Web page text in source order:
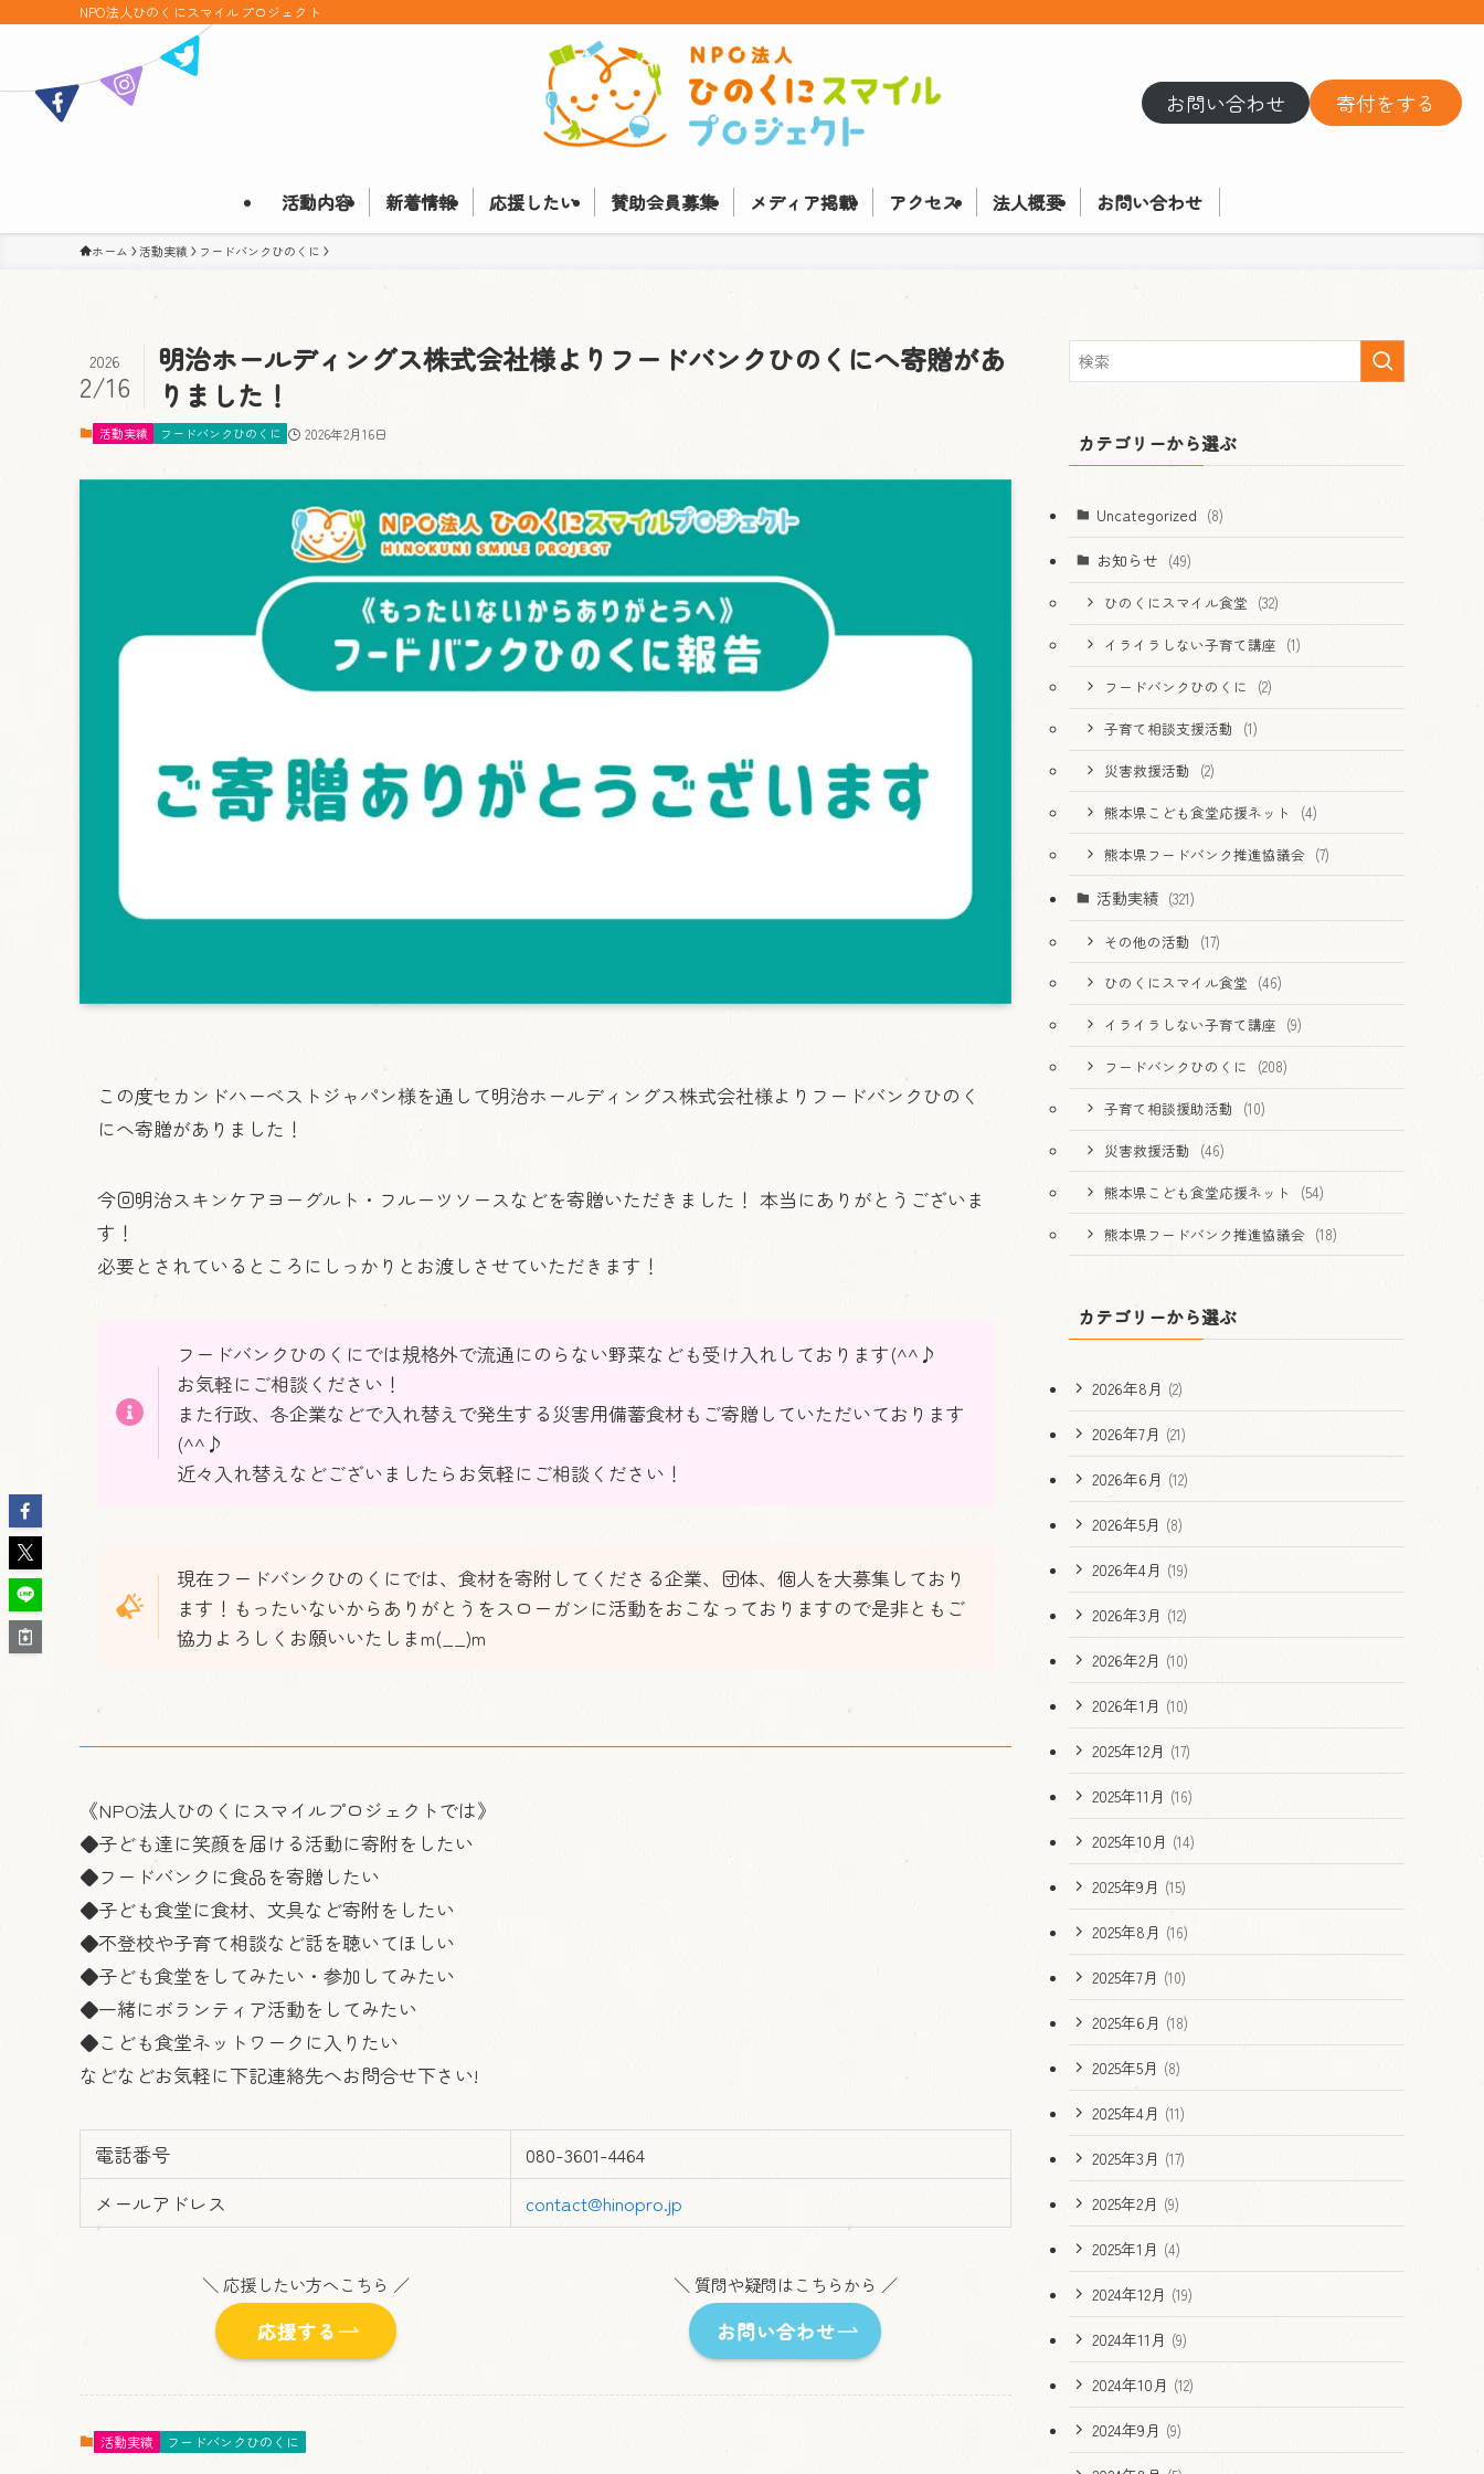
NPO法人ひのくにスマイルプロジェクト
お問い合わせ 寄付をする
活動内容 新着情報 応援したい 賛助会員募集 メディア掲載 アクセス 法人概要 お問い合わせ
ホーム 活動実績 フードバンクひのくに
明治ホールディングス株式会社様よりフードバンクひのくにへ寄贈があ
りました！
2026
2/16
活動実績 フードバンクひのくに 2026年2月16日
この度セカンドハーベストジャパン様を通して明治ホールディングス株式会社様よりフードバンクひのく
にへ寄贈がありました！
今回明治スキンケアヨーグルト・フルーツソースなどを寄贈いただきました！ 本当にありがとうございま
す！
必要とされているところにしっかりとお渡しさせていただきます！
フードバンクひのくにでは規格外で流通にのらない野菜なども受け入れしております(^^♪
お気軽にご相談ください！
また行政、各企業などで入れ替えで発生する災害用備蓄食材もご寄贈していただいております
(^^♪
近々入れ替えなどございましたらお気軽にご相談ください！
現在フードバンクひのくにでは、食材を寄附してくださる企業、団体、個人を大募集しており
ます！もったいないからありがとうをスローガンに活動をおこなっておりますので是非ともご
協力よろしくお願いいたしまm(__)m
《NPO法人ひのくにスマイルプロジェクトでは》
◆子ども達に笑顔を届ける活動に寄附をしたい
◆フードバンクに食品を寄贈したい
◆子ども食堂に食材、文具など寄附をしたい
◆不登校や子育て相談など話を聴いてほしい
◆子ども食堂をしてみたい・参加してみたい
◆一緒にボランティア活動をしてみたい
◆こども食堂ネットワークに入りたい
などなどお気軽に下記連絡先へお問合せ下さい!
電話番号
080-3601-4464
メールアドレス
contact@hinopro.jp
＼ 応援したい方へこちら ／
応援する
＼ 質問や疑問はこちらから ／
お問い合わせ
活動実績 フードバンクひのくに
カテゴリーから選ぶ
Uncategorized (8)
お知らせ (49)
ひのくにスマイル食堂 (32)
イライラしない子育て講座 (1)
フードバンクひのくに
(2)
子育て相談支援活動
(1)
災害救援活動
(2)
熊本県こども食堂応援ネット
(4)
熊本県フードバンク推進協議会 (7)
活動実績 (321)
その他の活動
(17)
ひのくにスマイル食堂 (46)
イライラしない子育て講座 (9)
フードバンクひのくに
(208)
子育て相談援助活動
(10)
災害救援活動
(46)
熊本県こども食堂応援ネット
(54)
熊本県フードバンク推進協議会 (18)
カテゴリーから選ぶ
2026年8月 (2)
2026年7月 (21)
2026年6月 (12)
2026年5月 (8)
2026年4月 (19)
2026年3月 (12)
2026年2月 (10)
2026年1月 (10)
2025年12月 (17)
2025年11月 (16)
2025年10月 (14)
2025年9月 (15)
2025年8月 (16)
2025年7月 (10)
2025年6月 (18)
2025年5月 (8)
2025年4月 (11)
2025年3月 (17)
2025年2月 (9)
2025年1月 (4)
2024年12月 (19)
2024年11月 (9)
2024年10月 (12)
2024年9月 (9)